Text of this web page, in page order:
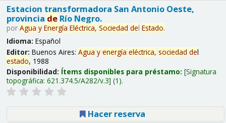
Estacion transformadora San Antonio Oeste,
provincia deRío Negro.
por Agua y Energía Eléctrica, Sociedad del Estado.
Idioma: Español
Editor: Buenos Aires: Agua y energía eléctrica, sociedad del
estado, 1988
Disponibilidad: Ítems disponibles para préstamo: Signatura
topográfica: 621.374.5/A282/v.3 (1).
Hacer reserva